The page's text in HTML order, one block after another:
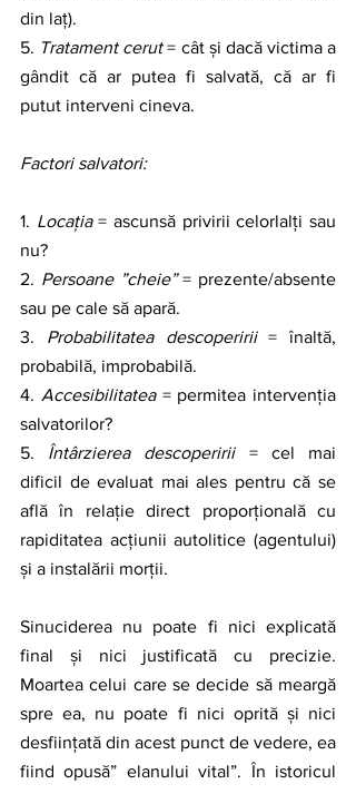
din laț).
5. Tratament cerut = cât și dacă victima a
gândit că ar putea fi salvată, că ar fi
putut interveni cineva.
Factori salvatori:
1. Locația = ascunsă privirii celorlalți sau
nu?
2. Persoane ”cheie” = prezente/absente
sau pe cale să apară.
3. Probabilitatea descoperirii = înaltă,
probabilă, improbabilă.
4. Accesibilitatea = permitea intervenția
salvatorilor?
5. Întârzierea descoperirii = cel mai
dificil de evaluat mai ales pentru că se
află în relație direct proporțională cu
rapiditatea acțiunii autolitice (agentului)
și a instalării morții.
Sinuciderea nu poate fi nici explicată
final și nici justificată cu precizie.
Moartea celui care se decide să meargă
spre ea, nu poate fi nici oprită și nici
desființată din acest punct de vedere, ea
fiind opusă” elanului vital”. În istoricul